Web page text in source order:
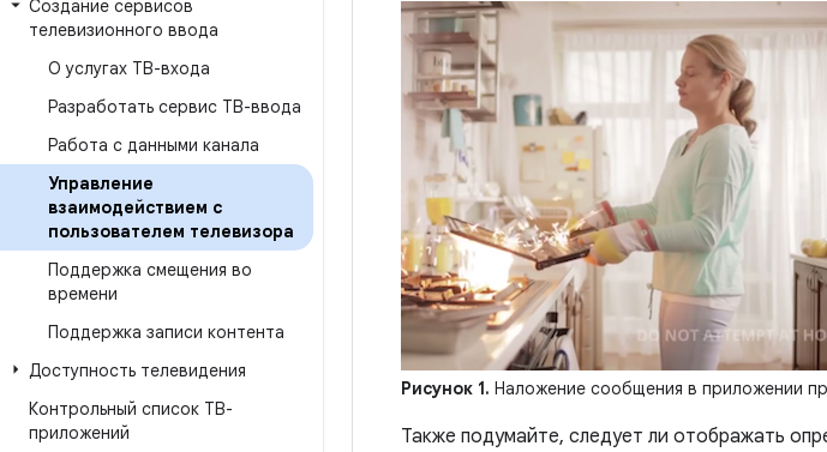
Создание сервисов
телевизионного ввода
О услугах ТВ-входа
Разработать сервис ТВ-ввода
Работа с данными канала
Управление
взаимодействием с
пользователем телевизора
Поддержка смещения во
времени
Поддержка записи контента
Доступность телевидения
Контрольный список ТВ-
приложений
Рисунок 1. Наложение сообщения в приложении
Также подумайте, следует ли отображать